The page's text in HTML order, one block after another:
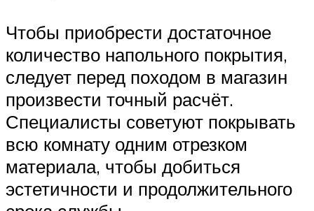
Чтобы приобрести достаточное
количество напольного покрытия,
следует перед походом в магазин
произвести точный расчёт.
Специалисты советуют покрывать
всю комнату одним отрезком
материала, чтобы добиться
эстетичности и продолжительного